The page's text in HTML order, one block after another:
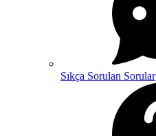
Sıkça Sorulan Sorular